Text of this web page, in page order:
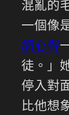
混亂的
一個像
網心得
徒。」
停入對
比他想